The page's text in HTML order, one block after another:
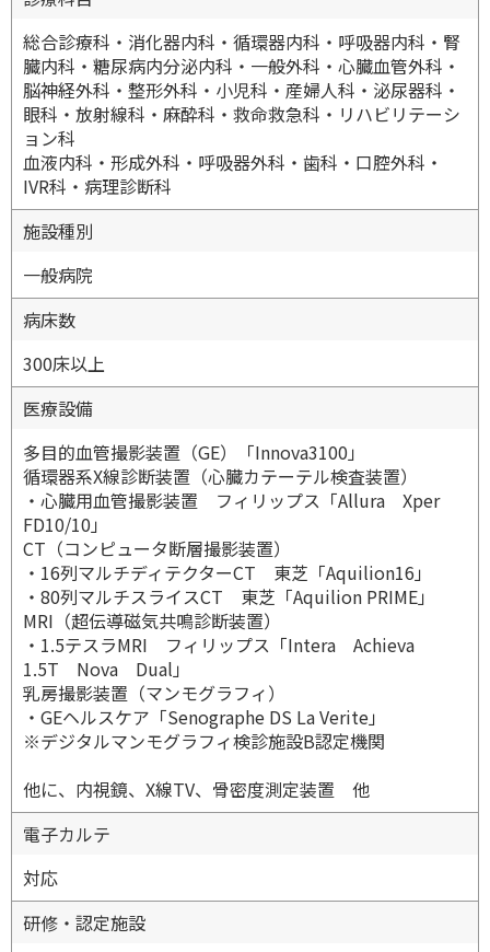
総合診療科・消化器内科・循環器内科・呼吸器内科・腎
臓内科・糖尿病内分泌内科・一般外科・心臓血管外科・
脳神経外科・整形外科・小児科・産婦人科・泌尿器科・
眼科・放射線科・麻酔科・救命救急科・リハビリテーシ
ョン科
血液内科・形成外科・呼吸器外科・歯科・口腔外科・
IVR科・病理診断科
施設種別
一般病院
病床数
300床以上
医療設備
多目的血管撮影装置（GE）「Innova3100」
循環器系X線診断装置（心臓カテーテル検査装置）
・心臓用血管撮影装置 フィリップス「Allura Xper
FD10/10」
CT（コンピュータ断層撮影装置）
・16列マルチディテクターCT 東芝「Aquilion16」
・80列マルチスライスCT 東芝「Aquilion PRIME」
MRI（超伝導磁気共鳴診断装置）
・1.5テスラMRI フィリップス「Intera Achieva
1.5T Nova Dual」
乳房撮影装置（マンモグラフィ）
・GEヘルスケア「Senographe DS La Verite」
※デジタルマンモグラフィ検診施設B認定機関
他に、内視鏡、X線TV、骨密度測定装置 他
電子カルテ
対応
研修・認定施設